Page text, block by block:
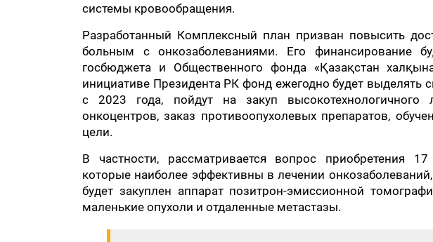
системы кровообращения.
Разработанный Комплексный план призван повысить
больным с онкозаболеваниями. Его финансирование
госбюджета и Общественного фонда «Қазақстан
инициативе Президента РК фонд ежегодно будет выделять
с 2023 года, пойдут на закуп высокотехнологичного
онкоцентров, заказ противоопухолевых препаратов,
цели.
В частности, рассматривается вопрос приобретения
которые наиболее эффективны в лечении
будет закуплен аппарат позитрон-эмиссионной
маленькие опухоли и отдаленные метастазы.